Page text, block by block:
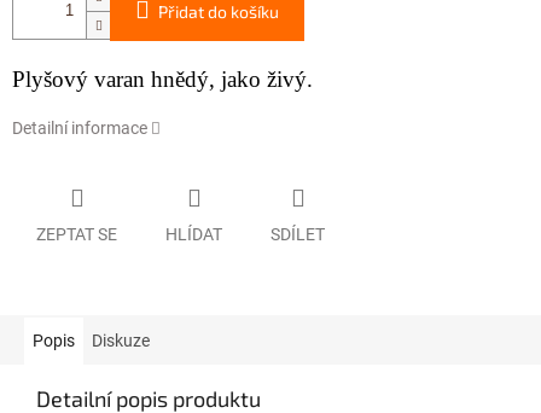
Přidat do košíku
Plyšový varan hnědý, jako živý.
Detailní informace
ZEPTAT SE HLÍDAT SDÍLET
Popis Diskuze
Detailní popis produktu